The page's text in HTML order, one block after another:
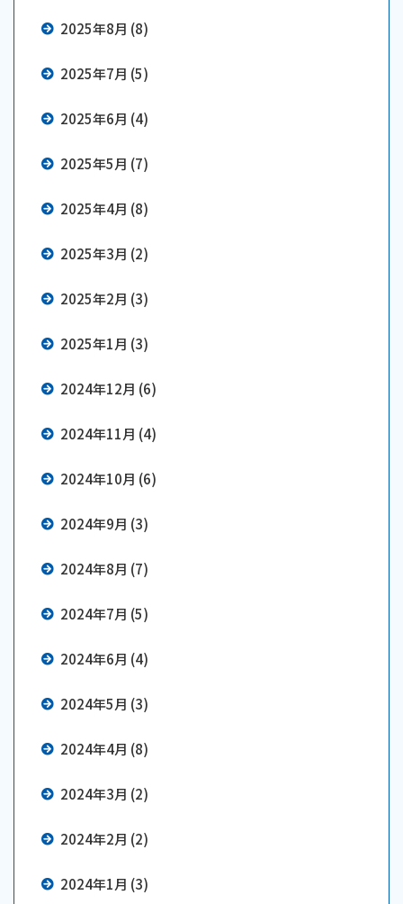
2025年8月 (8)
2025年7月 (5)
2025年6月 (4)
2025年5月 (7)
2025年4月 (8)
2025年3月 (2)
2025年2月 (3)
2025年1月 (3)
2024年12月 (6)
2024年11月 (4)
2024年10月 (6)
2024年9月 (3)
2024年8月 (7)
2024年7月 (5)
2024年6月 (4)
2024年5月 (3)
2024年4月 (8)
2024年3月 (2)
2024年2月 (2)
2024年1月 (3)